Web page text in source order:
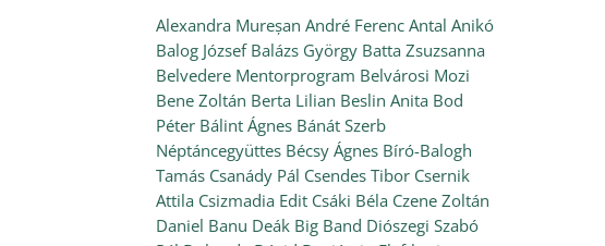
Alexandra Mureșan André Ferenc Antal Anikó
Balog József Balázs György Batta Zsuzsanna
Belvedere Mentorprogram Belvárosi Mozi
Bene Zoltán Berta Lilian Beslin Anita Bod
Péter Bálint Ágnes Bánát Szerb
Néptáncegyüttes Bécsy Ágnes Bíró-Balogh
Tamás Csanády Pál Csendes Tibor Csernik
Attila Csizmadia Edit Csáki Béla Czene Zoltán
Daniel Banu Deák Big Band Diószegi Szabó